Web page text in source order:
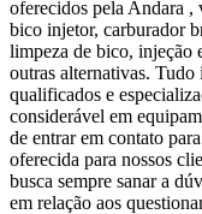
oferecidos pela Andara ,
bico injetor, carburador
limpeza de bico, injeção
outras alternativas.
qualificados e
considerável em
de entrar em contato
oferecida para nossos
busca sempre sanar a
em relação aos